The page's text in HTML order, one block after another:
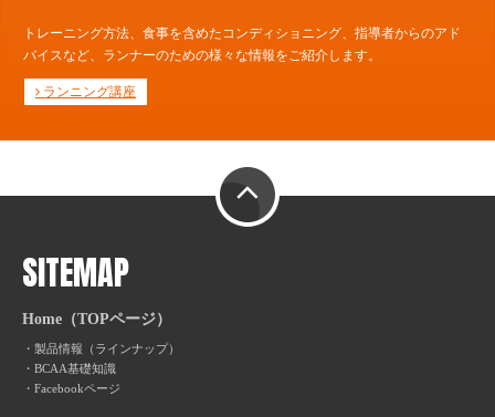
トレーニング方法、食事を含めたコンディショニング、指導者からのアド
バイスなど、ランナーのための様々な情報をご紹介します。
ランニング講座
SITEMAP
Home（TOPページ）
製品情報（ラインナップ）
BCAA基礎知識
Facebookページ